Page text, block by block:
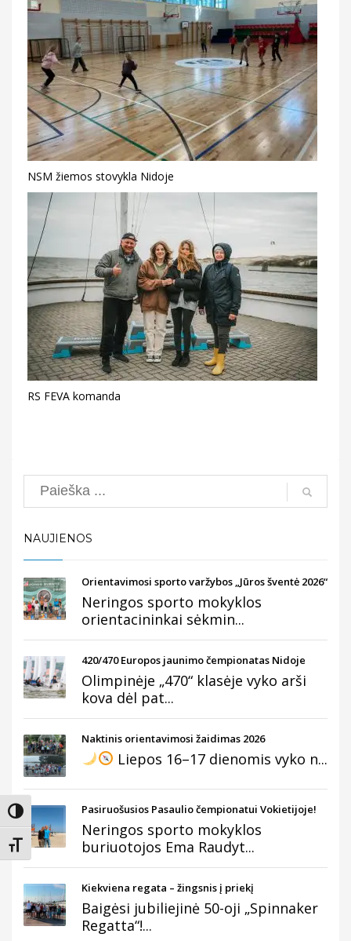
Įjungti didesnį kontrastą
Keisti teksto dydį
NSM žiemos stovykla Nidoje
RS FEVA komanda
Search
NAUJIENOS
Orientavimosi sporto varžybos „Jūros šventė 2026“
Neringos sporto mokyklos
orientacininkai sėkmin...
420/470 Europos jaunimo čempionatas Nidoje
Olimpinėje „470“ klasėje vyko arši
kova dėl pat...
Naktinis orientavimosi žaidimas 2026
Liepos 16–17 dienomis vyko n...
Pasiruošusios Pasaulio čempionatui Vokietijoje!
Neringos sporto mokyklos
buriuotojos Ema Raudyt...
Kiekviena regata – žingsnis į priekį
Baigėsi jubiliejinė 50-oji „Spinnaker
Regatta“!...